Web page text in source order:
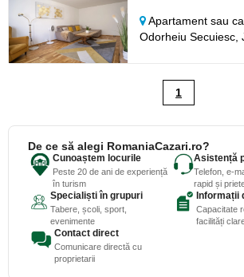
Apartament sau
Odorheiu Secuiesc,
1
De ce să alegi RomaniaCazari.ro?
Cunoaștem locurile
Peste 20 de ani de experiență
în turism
Asistență
Telefon, e-
rapid și
Specialiști în grupuri
Tabere, școli, sport,
evenimente
Informații
Capacitate
facilități
Contact direct
Comunicare directă cu
proprietarii